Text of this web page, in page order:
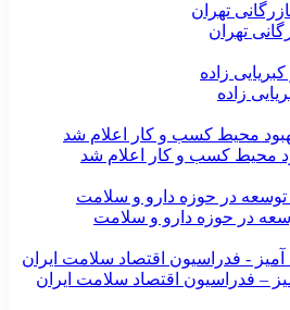
تهران
زاده
محیط کسب و کار اعلام شد
در حوزه دارو و سلامت
– فدراسیون اقتصاد سلامت ایران